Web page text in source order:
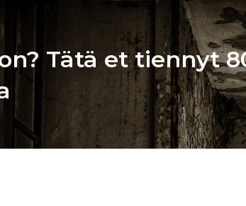
Tätä et tiennyt